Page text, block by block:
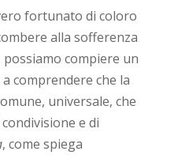
fortunato di coloro
alla sofferenza
compiere un
comprendere che la
universale, che
e di
, come spiega